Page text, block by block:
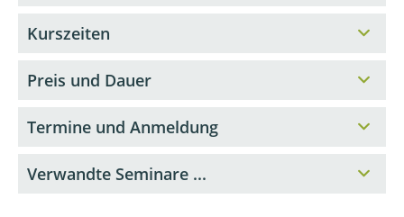
Kurszeiten
Preis und Dauer
Termine und Anmeldung
Verwandte Seminare ...